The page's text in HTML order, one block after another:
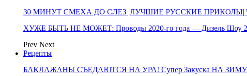
30 МИНУТ СМЕХА ДО СЛЕЗ |ЛУЧШИЕ РУССКИЕ ПРИКОЛЫ|
ХУЖЕ БЫТЬ НЕ МОЖЕТ: Проводы 2020-го года — Дизель Шоу
Prev Next
Рецепты
БАКЛАЖАНЫ СЪЕДАЮТСЯ НА УРА! Супер Закуска НА ЗИМУ